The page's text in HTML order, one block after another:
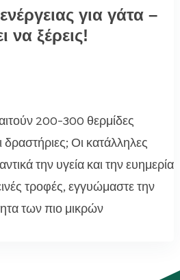
για γάτα –
ξέρεις!
200-300 θερμίδες
δραστήριες; Οι κατάλληλες
την υγεία και την ευημερία
τροφές, εγγυώμαστε την
των πιο μικρών